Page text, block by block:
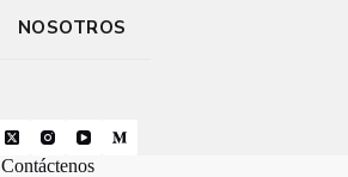
NOSOTROS
Contáctenos